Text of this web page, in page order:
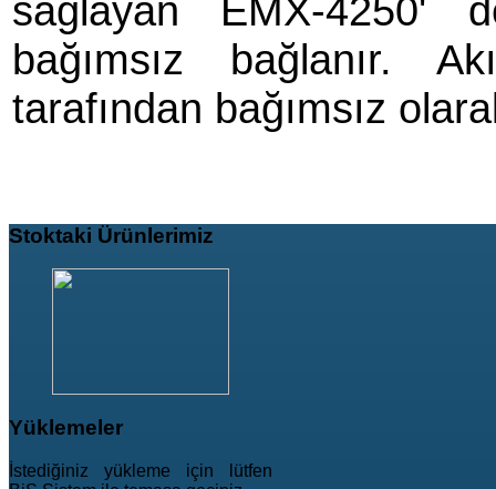
sağlayan EMX-4250'
bağımsız bağlanır.
tarafından bağımsız
Stoktaki Ürünlerimiz
Yüklemeler
İstediğiniz yükleme için lütfen